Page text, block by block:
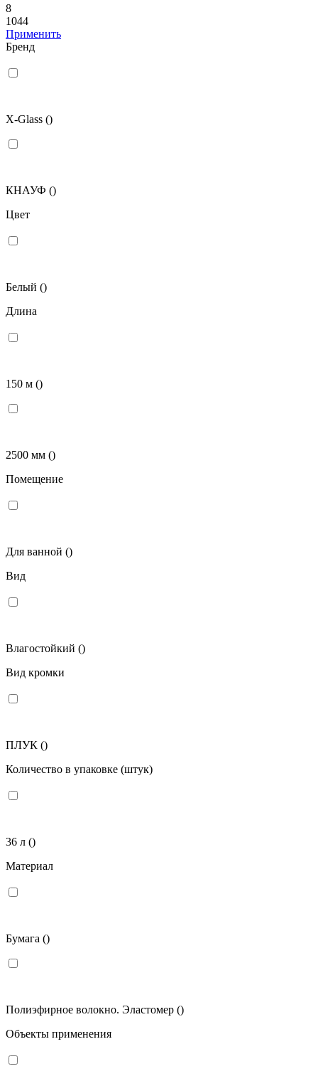
8
1044
Применить
Бренд
X-Glass ()
КНАУФ ()
Цвет
Белый ()
Длина
150 м ()
2500 мм ()
Помещение
Для ванной ()
Вид
Влагостойкий ()
Вид кромки
ПЛУК ()
Количество в упаковке (штук)
36 л ()
Материал
Бумага ()
Полиэфирное волокно. Эластомер ()
Объекты применения